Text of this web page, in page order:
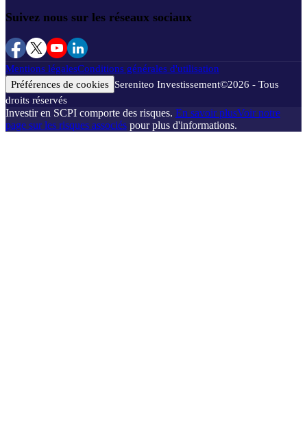
Suivez nous sur les réseaux sociaux
Mentions légalesConditions générales d'utilisation
Préférences de cookies Sereniteo Investissement©2026 - Tous
droits réservés
Investir en SCPI comporte des risques. En savoir plusVoir notre
page sur les risques associés pour plus d'informations.